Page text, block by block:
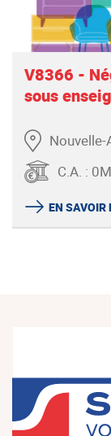
V8366 -
sous
C.A. :
EN SAVOIR